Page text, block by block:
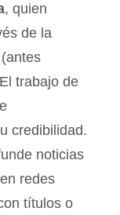
, quien
de la
trabajo de
credibilidad.
noticias
en redes
títulos o